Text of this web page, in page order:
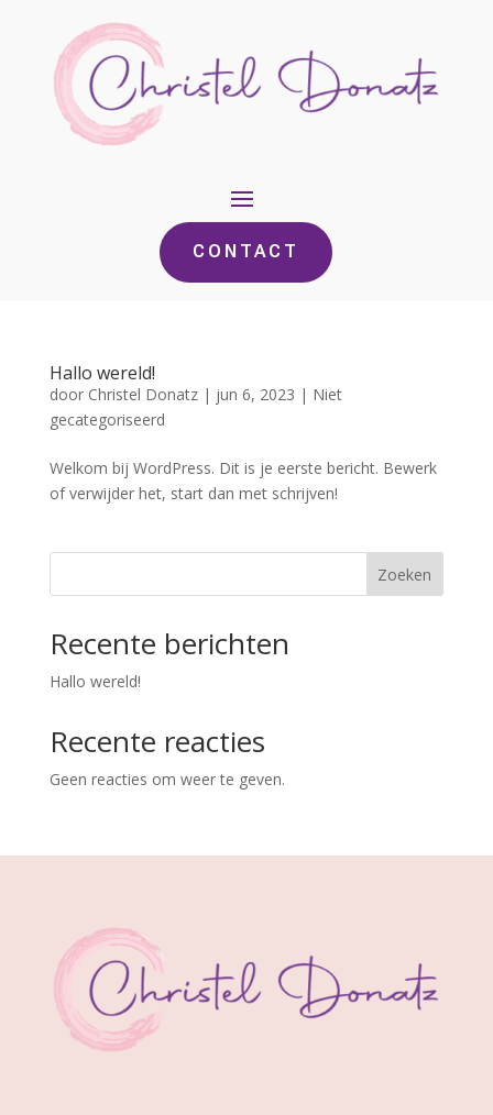
CONTACT
Hallo wereld!
door Christel Donatz| jun 6, 2023 | Niet
gecategoriseerd
Welkom bij WordPress. Dit is je eerste bericht. Bewerk
of verwijder het, start dan met schrijven!
Zoeken
Recente berichten
Hallo wereld!
Recente reacties
Geen reacties om weer te geven.